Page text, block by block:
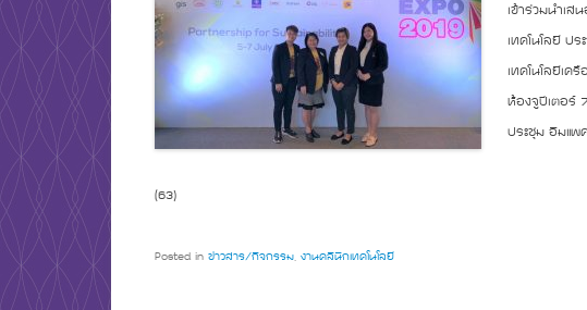
เข้าร่วมนำเส
เทคโนโลยี ป
เทคโนโลยีเ
ห้องจูปีเตอร์
ประชุม อิมแพ
(63)
Posted in ข่าวสาร/กิจกรรม, งานคลินิกเทคโนโลยี